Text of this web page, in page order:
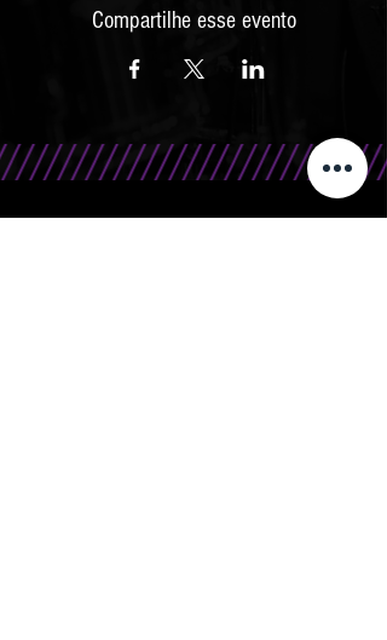
Compartilhe esse evento